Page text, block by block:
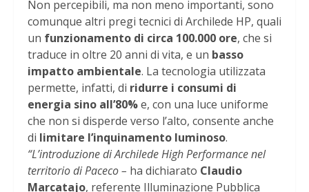
Non percepibili, ma non meno importanti, sono
comunque altri pregi tecnici di Archilede HP, quali
un funzionamento di circa 100.000 ore, che si
traduce in oltre 20 anni di vita, e un basso
impatto ambientale. La tecnologia utilizzata
permette, infatti, di ridurre i consumi di
energia sino all’80%e, con una luce uniforme
che non si disperde verso l’alto, consente anche
di limitare l’inquinamento luminoso.
“L’introduzione di Archilede High Performance nel
territorio di Paceco – ha dichiarato Claudio
Marcatajo, referente Illuminazione Pubblica